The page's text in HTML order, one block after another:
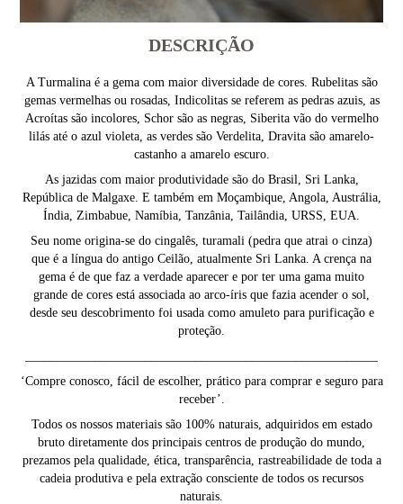
DESCRIÇÃO
A Turmalina é a gema com maior diversidade de cores. Rubelitas são
gemas vermelhas ou rosadas, Indicolitas se referem as pedras azuis, as
Acroítas são incolores, Schor são as negras, Siberita vão do vermelho
lilás até o azul violeta, as verdes são Verdelita, Dravita são amarelo-
castanho a amarelo escuro.
As jazidas com maior produtividade são do Brasil, Sri Lanka,
República de Malgaxe. E também em Moçambique, Angola, Austrália,
Índia, Zimbabue, Namíbia, Tanzânia, Tailândia, URSS, EUA.
Seu nome origina-se do cingalês, turamali (pedra que atrai o cinza)
que é a língua do antigo Ceilão, atualmente Sri Lanka. A crença na
gema é de que faz a verdade aparecer e por ter uma gama muito
grande de cores está associada ao arco-íris que fazia acender o sol,
desde seu descobrimento foi usada como amuleto para purificação e
proteção.
‘Compre conosco, fácil de escolher, prático para comprar e seguro para
receber’.
Todos os nossos materiais são 100% naturais, adquiridos em estado
bruto diretamente dos principais centros de produção do mundo,
prezamos pela qualidade, ética, transparência, rastreabilidade de toda a
cadeia produtiva e pela extração consciente de todos os recursos
naturais.